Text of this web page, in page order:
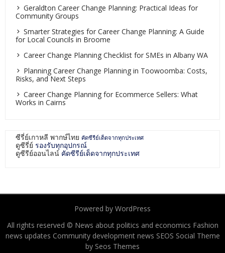
Geraldton Career Change Planning: Practical Ideas for
Community Groups
Smarter Strategies for Career Change Planning: A Guide
for Local Councils in Broome
Career Change Planning Checklist for SMEs in Albany WA
Planning Career Change Planning in Toowoomba: Costs,
Risks, and Next Steps
Career Change Planning for Ecommerce Sellers: What
Works in Cairns
ซีรี่ย์เกาหลี พากษ์ไทย คัดซีรีย์เด็ดจากทุกประเทศ
ดูซีรี่ย์ รองรับทุกอุปกรณ์
ดูซีรีย์ออนไลน์ คัดซีรีย์เด็ดจากทุกประเทศ
Powered by WordPress
All rights reserved © News about politics and economics Fashion
news updates Community development news SEOS Social Theme
by Seos Themes